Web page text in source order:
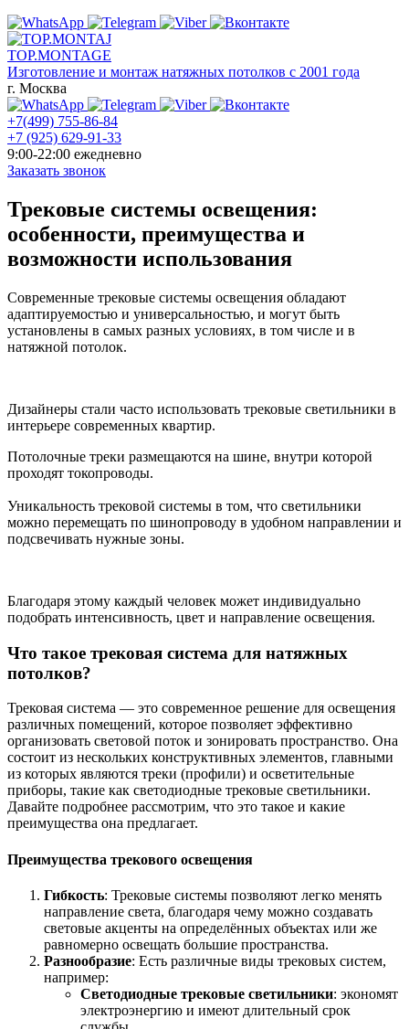
TOP.MONTAGE
Изготовление и монтаж натяжных потолков с 2001 года
г. Москва
+7(499) 755-86-84
+7 (925) 629-91-33
9:00-22:00 ежедневно
Заказать звонок
Трековые системы освещения:
особенности, преимущества и
возможности использования
Современные трековые системы освещения обладают
адаптируемостью и универсальностью, и могут быть
установлены в самых разных условиях, в том числе и в
натяжной потолок.
Дизайнеры стали часто использовать трековые светильники в
интерьере современных квартир.
Потолочные треки размещаются на шине, внутри которой
проходят токопроводы.
Уникальность трековой системы в том, что светильники
можно перемещать по шинопроводу в удобном направлении и
подсвечивать нужные зоны.
Благодаря этому каждый человек может индивидуально
подобрать интенсивность, цвет и направление освещения.
Что такое трековая система для натяжных
потолков?
Трековая система — это современное решение для освещения
различных помещений, которое позволяет эффективно
организовать световой поток и зонировать пространство. Она
состоит из нескольких конструктивных элементов, главными
из которых являются треки (профили) и осветительные
приборы, такие как светодиодные трековые светильники.
Давайте подробнее рассмотрим, что это такое и какие
преимущества она предлагает.
Преимущества трекового освещения
Гибкость: Трековые системы позволяют легко менять
направление света, благодаря чему можно создавать
световые акценты на определённых объектах или же
равномерно освещать большие пространства.
Разнообразие: Есть различные виды трековых систем,
например:
Светодиодные трековые светильники: экономят
электроэнергию и имеют длительный срок